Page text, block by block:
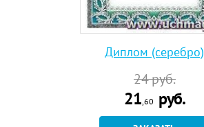
Диплом (серебро)
24руб.
21 ,60 руб.